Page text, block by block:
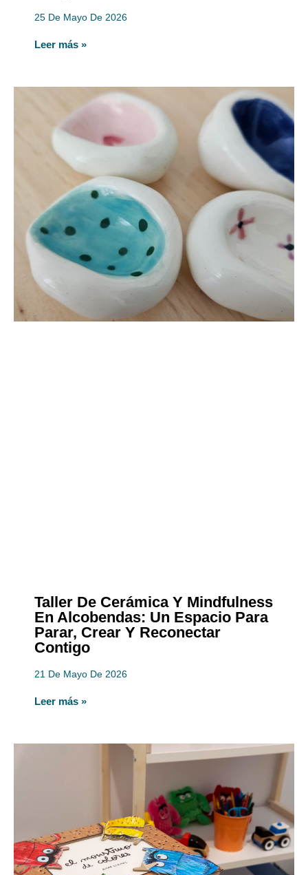
25 De Mayo De 2026
Leer más »
Taller De Cerámica Y Mindfulness
En Alcobendas: Un Espacio Para
Parar, Crear Y Reconectar
Contigo
21 De Mayo De 2026
Leer más »